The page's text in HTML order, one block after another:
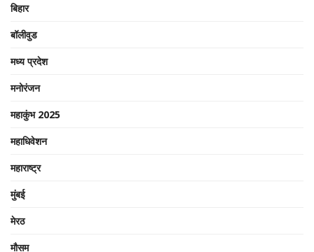
बिहार
बॉलीवुड
मध्य प्रदेश
मनोरंजन
महाकुंभ 2025
महाधिवेशन
महाराष्ट्र
मुंबई
मेरठ
मौसम